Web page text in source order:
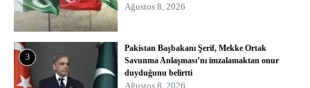
Ağustos 8, 2026
3
Pakistan Başbakanı Şerif, Mekke Ortak
Savunma Anlaşması’nı imzalamaktan onur
duyduğunu belirtti
Ağustos 8, 2026